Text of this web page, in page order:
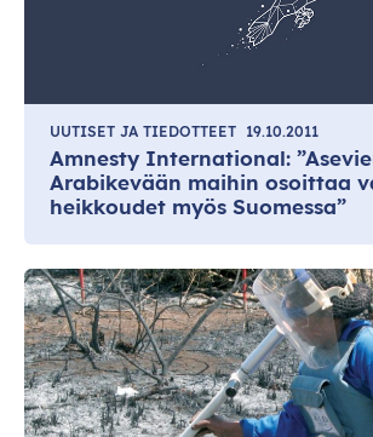
UUTISET JA TIEDOTTEET 19.10.2011
Amnesty International:
Arabikevään maihin osoittaa
heikkoudet myös Suomessa”